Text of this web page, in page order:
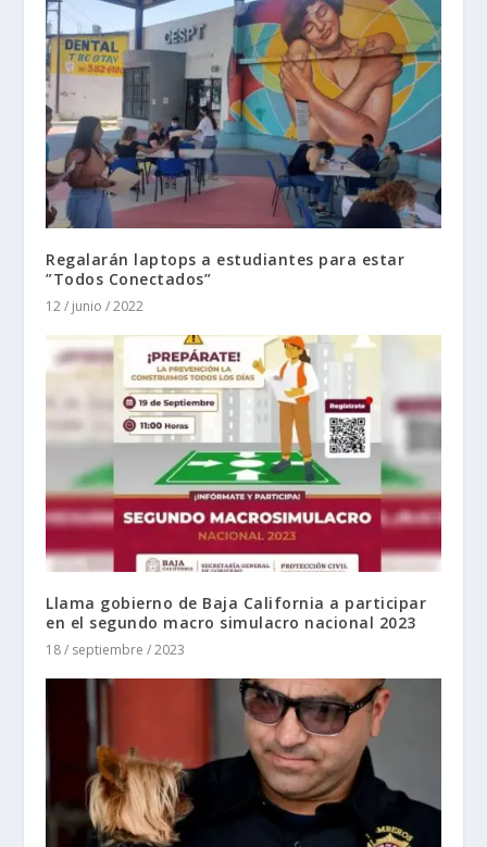
Regalarán laptops a estudiantes para estar
”Todos Conectados”
12 / junio / 2022
Llama gobierno de Baja California a participar
en el segundo macro simulacro nacional 2023
18 / septiembre / 2023